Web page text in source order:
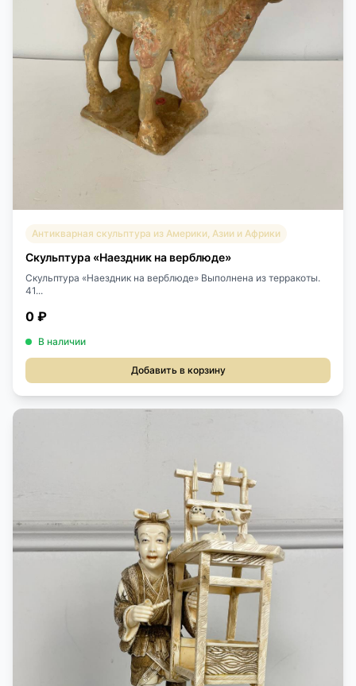
Антикварная скульптура из Америки, Азии и Африки
Скульптура «Наездник на верблюде»
Скульптура «Наездник на верблюде» Выполнена из терракоты.
41...
0 ₽
В наличии
Добавить в корзину